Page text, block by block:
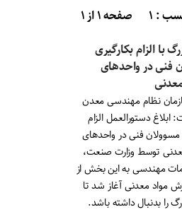
: ۱
صفحه ۱ از ۱
با الزام بکارگیری
فنی در واحدهای
نظام مهندسی معدن
ابلاغ دستورالعمل الزام
مسوولان فنی در واحدهای
توسط وزارت صنعت،
مهندسی به این بخش از
مواد معدنی آغاز شد تا
را بدنبال داشته باشد.